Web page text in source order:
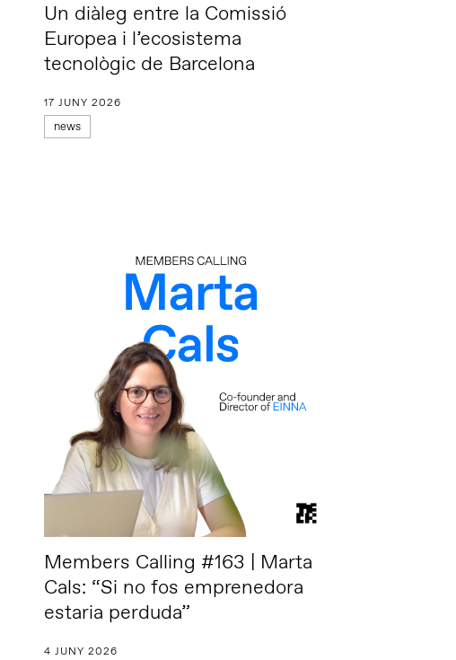
Un diàleg entre la Comissió
Europea i l’ecosistema
tecnològic de Barcelona
17 JUNY 2026
news
Members Calling #163 | Marta
Cals: “Si no fos emprenedora
estaria perduda”
4 JUNY 2026